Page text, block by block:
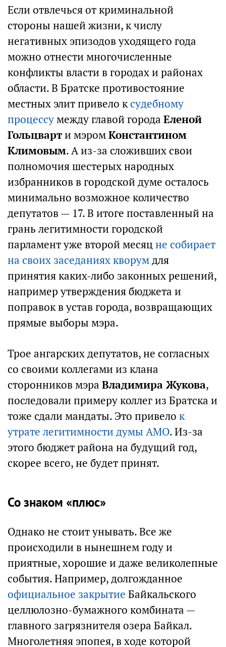
Если отвлечься от криминальной
стороны нашей жизни, к числу
негативных эпизодов уходящего года
можно отнести многочисленные
конфликты власти в городах и районах
области. В Братске противостояние
местных элит привело ксудебному
процессумежду главой города Еленой
Гольцварти мэромКонстантином
Климовым. А из-за сложивших свои
полномочия шестерых народных
избранников в городской думе осталось
минимально возможное количество
депутатов — 17. В итоге поставленный на
грань легитимности городской
парламент уже второй месяцне собирает
на своих заседаниях кворумдля
принятия каких-либо законных решений,
например утверждения бюджета и
поправок в устав города, возвращающих
прямые выборы мэра.
Трое ангарских депутатов, не согласных
со своими коллегами из клана
сторонников мэра Владимира Жукова,
последовали примеру коллег из Братска и
тоже сдали мандаты. Это привело к
утрате легитимности думы АМО. Из-за
этого бюджет района на будущий год,
скорее всего, не будет принят.
Со знаком «плюс»
Однако не стоит унывать. Все же
происходили в нынешнем году и
приятные, хорошие и даже великолепные
события. Например, долгожданное
официальное закрытие Байкальского
целлюлозно-бумажного комбината —
главного загрязнителя озера Байкал.
Многолетняя эпопея, в ходе которой